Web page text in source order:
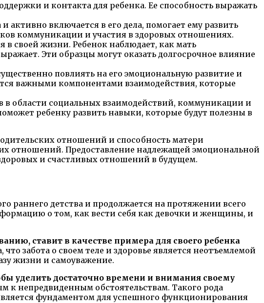
и контакта для ребенка. Ее способность выражать
активно включается в его дела, помогает ему развить
коммуникации и участия в здоровых отношениях.
своей жизни. Ребенок наблюдает, как мать
Эти образцы могут оказать долгосрочное влияние
повлиять на его эмоциональную развитие и
важными компонентами взаимодействия, которые
в области социальных взаимодействий, коммуникации и
ребенку развить навыки, которые будут полезны в
отношений и способность матери
отношений. Предоставление надлежащей эмоциональной
и счастливых отношений в будущем.
раннего детства и продолжается на протяжении всего
о том, как вести себя как девочки и женщины, и
ставит в качестве примера для своего ребенка
что забота о своем теле и здоровье является неотъемлемой
жизни и самоуважение.
уделить достаточно времени и внимания своему
к непредвиденным обстоятельствам. Такого рода
фундаментом для успешного функционирования